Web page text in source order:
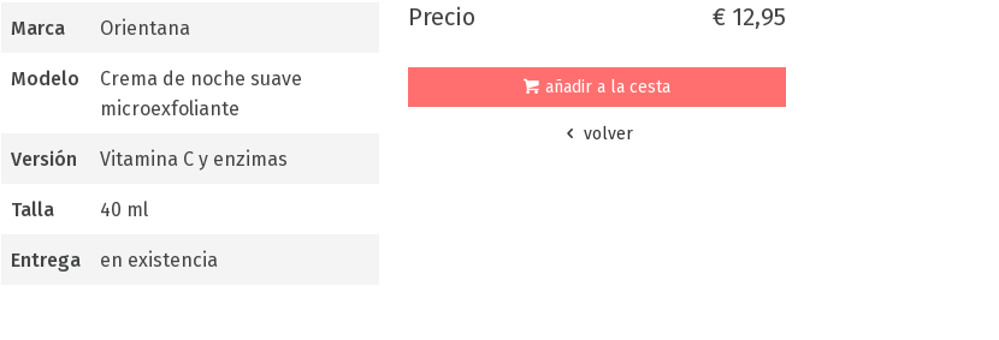
marca Orientana
modelo
Crema de noche suave
microexfoliante
versión Vitamina C y enzimas
talla 40 ml
entrega en existencia
precio € 12,95
añadir a la cesta
volver